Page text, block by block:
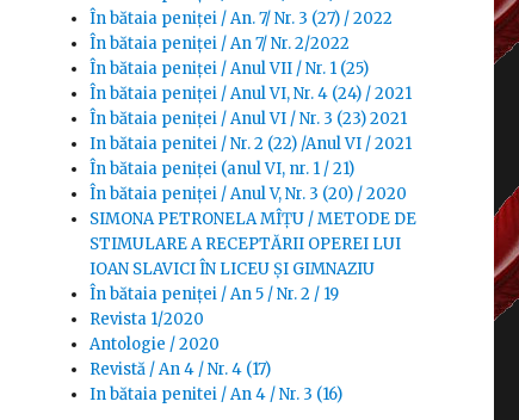
În bătaia peniței / An. 7/ Nr. 3 (27) / 2022
În bătaia peniței / An 7/ Nr. 2/2022
În bătaia peniței / Anul VII / Nr. 1 (25)
În bătaia peniței / Anul VI, Nr. 4 (24) / 2021
În bătaia peniței / Anul VI / Nr. 3 (23) 2021
In bătaia penitei / Nr. 2 (22) /Anul VI / 2021
În bătaia peniței (anul VI, nr. 1 / 21)
În bătaia peniței / Anul V, Nr. 3 (20) / 2020
SIMONA PETRONELA MÎȚU / METODE DE
STIMULARE A RECEPTĂRII OPEREI LUI
IOAN SLAVICI ÎN LICEU ŞI GIMNAZIU
În bătaia peniței / An 5 / Nr. 2 / 19
Revista 1/2020
Antologie / 2020
Revistă / An 4 / Nr. 4 (17)
In bătaia penitei / An 4 / Nr. 3 (16)